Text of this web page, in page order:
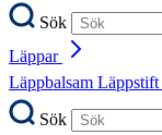
Sök
Läppar
Läppbalsam Läppstift
Sök